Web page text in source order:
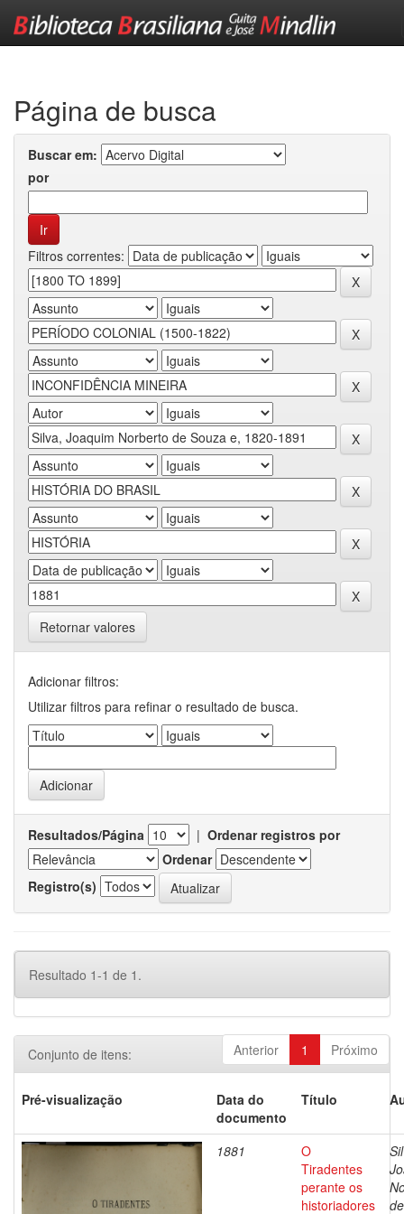
Página de busca
Buscar em:
por
Filtros correntes:
Retornar valores
Adicionar filtros:
Utilizar filtros para refinar o resultado de busca.
Resultados/Página | Ordenar registros por
Ordenar
Registro(s)
Resultado 1-1 de 1.
Anterior 1 Próximo
Conjunto de itens:
Pré-visualização
Data do
documento
Título
1881
O
Tiradentes
perante os
historiadores